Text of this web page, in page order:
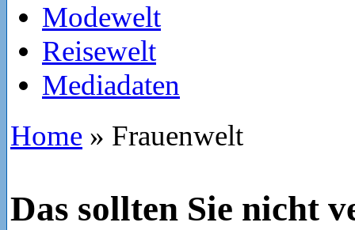
Modewelt
Reisewelt
Mediadaten
Home » Frauenwelt
Das sollten Sie nicht